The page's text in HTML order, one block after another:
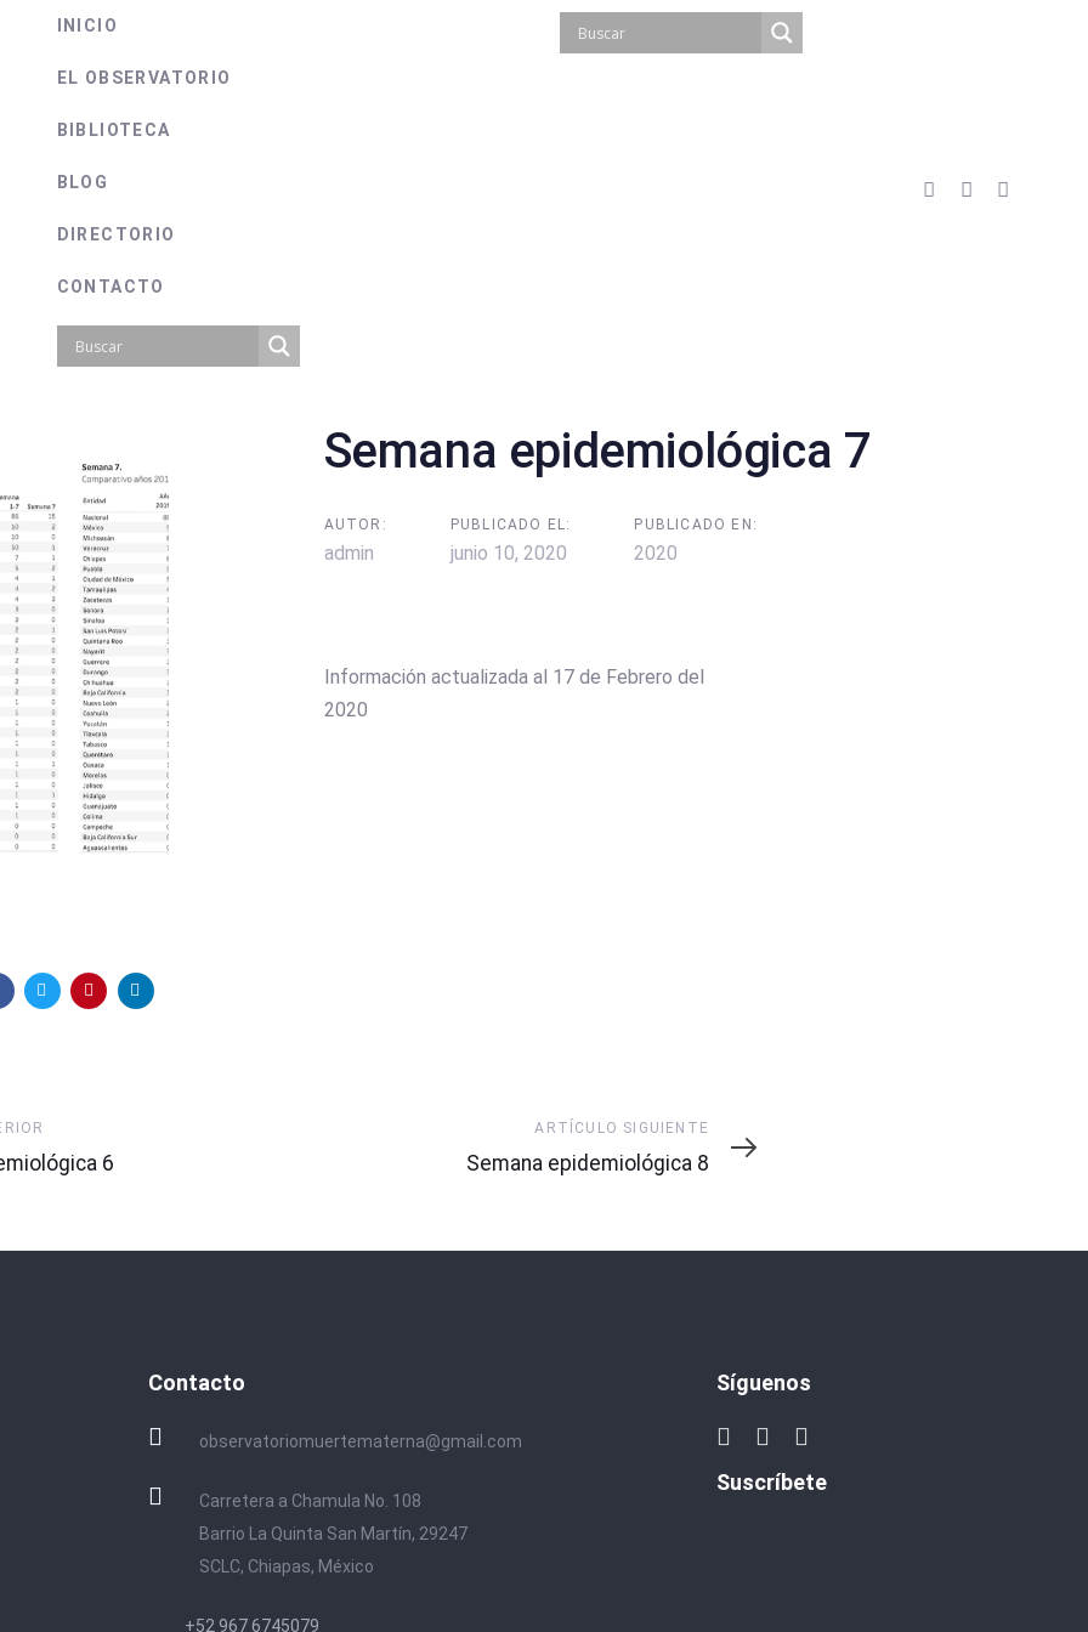
INICIO
EL OBSERVATORIO
BIBLIOTECA
BLOG
DIRECTORIO
CONTACTO
Semana epidemiológica 7
AUTOR:
admin
PUBLICADO EL:
junio 10, 2020
PUBLICADO EN:
2020
Información actualizada al 17 de Febrero del
2020
6
Artículo
Siguiente
ARTÍCULO SIGUIENTE
Semana epidemiológica 8
Contacto
observatoriomuertematerna@gmail.com
Carretera a Chamula No. 108
Barrio La Quinta San Martín, 29247
SCLC, Chiapas, México
+52 967 6745079
Síguenos
Suscríbete